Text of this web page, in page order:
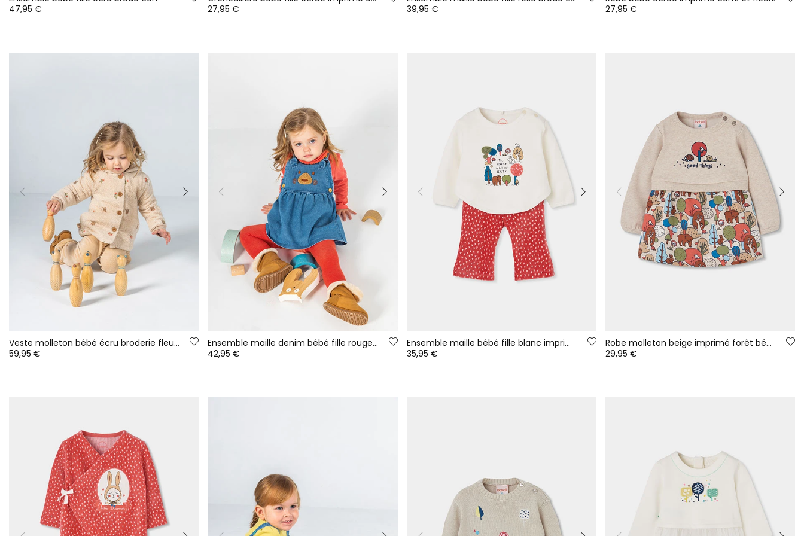
47,95 €
27,95 €
39,95 €
27,95 €
Veste molleton bébé écru broderie fleurs
59,95 €
Ensemble maille denim bébé fille rouge broderie ours
42,95 €
Ensemble maille bébé fille blanc imprimé forêt
35,95 €
Robe molleton beige imprimé forêt bébé
29,95 €